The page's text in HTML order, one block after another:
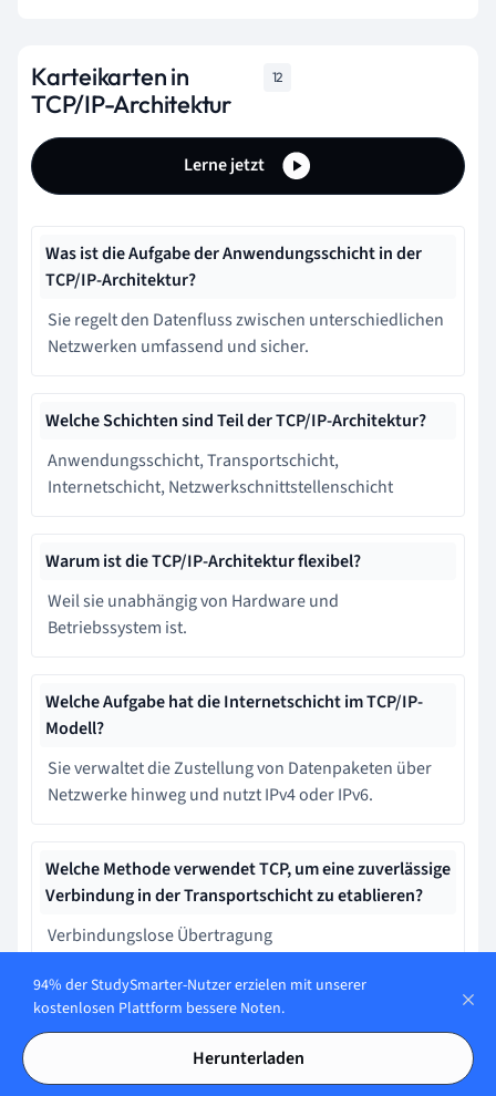
Karteikarten in
TCP/IP-Architektur
12
Lerne jetzt
Was ist die Aufgabe der Anwendungsschicht in der
TCP/IP-Architektur?
Sie regelt den Datenfluss zwischen unterschiedlichen
Netzwerken umfassend und sicher.
Welche Schichten sind Teil der TCP/IP-Architektur?
Anwendungsschicht, Transportschicht,
Internetschicht, Netzwerkschnittstellenschicht
Warum ist die TCP/IP-Architektur flexibel?
Weil sie unabhängig von Hardware und
Betriebssystem ist.
Welche Aufgabe hat die Internetschicht im TCP/IP-
Modell?
Sie verwaltet die Zustellung von Datenpaketen über
Netzwerke hinweg und nutzt IPv4 oder IPv6.
Welche Methode verwendet TCP, um eine zuverlässige
Verbindung in der Transportschicht zu etablieren?
Verbindungslose Übertragung
Welche beiden Hauptprotokolle werden in der
Transportschicht der TCP/IP-Architektur verwendet?
94% der StudySmarter-Nutzer erzielen mit unserer
kostenlosen Plattform bessere Noten.
Herunterladen